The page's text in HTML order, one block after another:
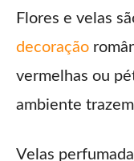
Flores e velas
decoração
vermelhas ou
ambiente
Velas